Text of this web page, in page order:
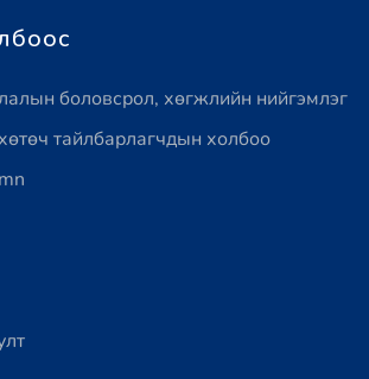
боловсрол, хөгжлийн нийгэмлэг
тайлбарлагчдын холбоо